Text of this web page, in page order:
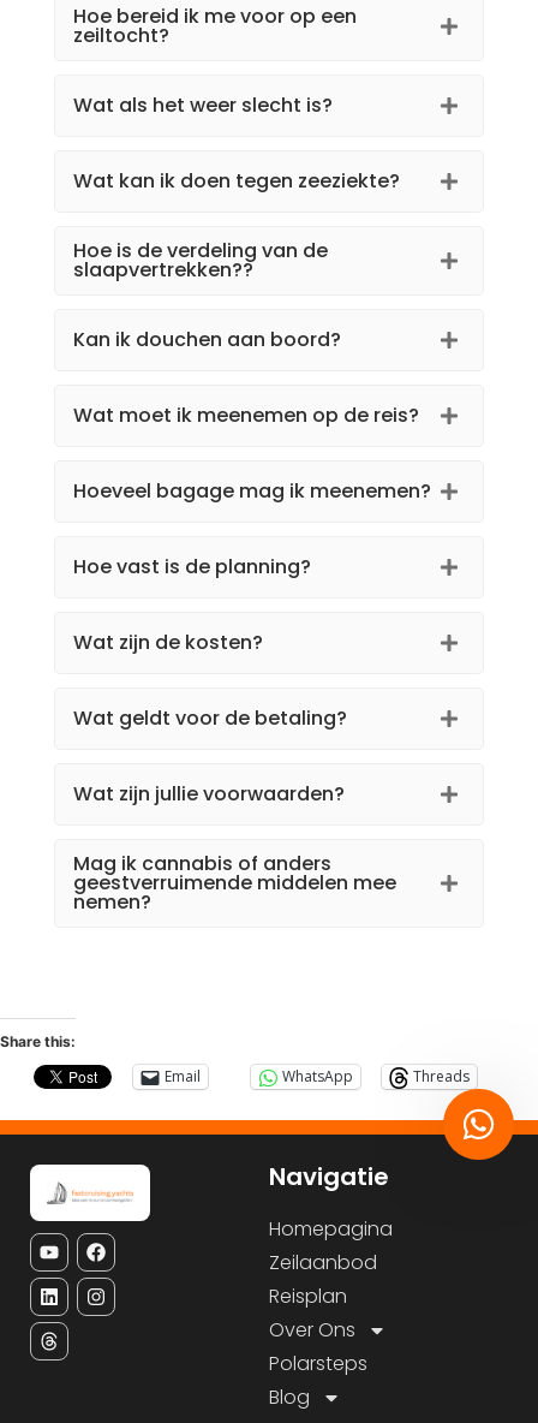
Hoe bereid ik me voor op een
zeiltocht?
Wat als het weer slecht is?
Wat kan ik doen tegen zeeziekte?
Hoe is de verdeling van de
slaapvertrekken??
Kan ik douchen aan boord?
Wat moet ik meenemen op de reis?
Hoeveel bagage mag ik meenemen?
Hoe vast is de planning?
Wat zijn de kosten?
Wat geldt voor de betaling?
Wat zijn jullie voorwaarden?
Mag ik cannabis of anders
geestverruimende middelen mee
nemen?
Share this:
Email WhatsApp Threads
Navigatie
Homepagina
Zeilaanbod
Reisplan
Over Ons
Polarsteps
Blog